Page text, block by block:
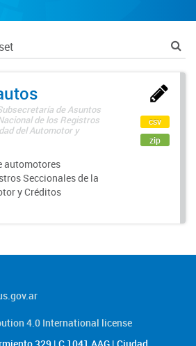
de Asuntos
de los Registros
del Automotor y
automotores
Seccionales de la
y Créditos
csv
zip
4.0 International license